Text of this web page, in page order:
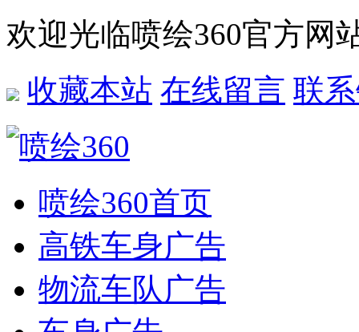
欢迎光临喷绘360官方网
收藏本站 在线留言 联
喷绘360首页
高铁车身广告
物流车队广告